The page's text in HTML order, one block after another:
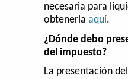
necesaria para
obtenerlaaquí.
¿Dónde debo
del impuesto?
La presentación